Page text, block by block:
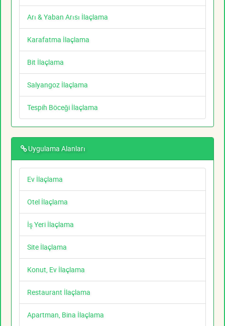
Arı & Yaban Arısı İlaçlama
Karafatma İlaçlama
Bit İlaçlama
Salyangoz İlaçlama
Tespih Böceği İlaçlama
Uygulama Alanları
Ev İlaçlama
Otel İlaçlama
İş Yeri İlaçlama
Site İlaçlama
Konut, Ev İlaçlama
Restaurant İlaçlama
Apartman, Bina İlaçlama